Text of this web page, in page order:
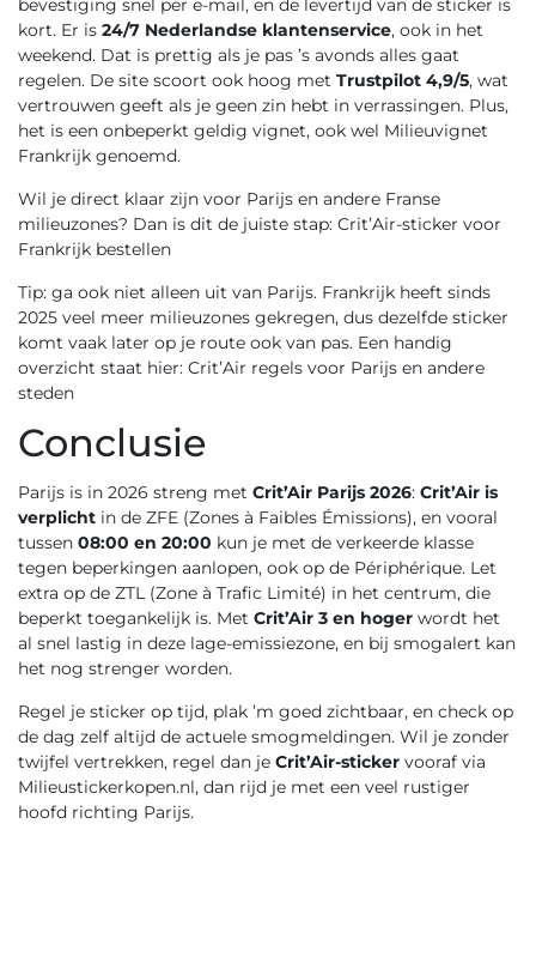
bevestiging snel per e-mail, en de levertijd van de sticker is
kort. Er is 24/7 Nederlandse klantenservice, ook in het
weekend. Dat is prettig als je pas ’s avonds alles gaat
regelen. De site scoort ook hoog met Trustpilot 4,9/5, wat
vertrouwen geeft als je geen zin hebt in verrassingen. Plus,
het is een onbeperkt geldig vignet, ook wel Milieuvignet
Frankrijk genoemd.
Wil je direct klaar zijn voor Parijs en andere Franse
milieuzones? Dan is dit de juiste stap: Crit’Air-sticker voor
Frankrijk bestellen
Tip: ga ook niet alleen uit van Parijs. Frankrijk heeft sinds
2025 veel meer milieuzones gekregen, dus dezelfde sticker
komt vaak later op je route ook van pas. Een handig
overzicht staat hier: Crit’Air regels voor Parijs en andere
steden
Conclusie
Parijs is in 2026 streng met Crit’Air Parijs 2026: Crit’Air is
verplicht in de ZFE (Zones à Faibles Émissions), en vooral
tussen 08:00 en 20:00 kun je met de verkeerde klasse
tegen beperkingen aanlopen, ook op de Périphérique. Let
extra op de ZTL (Zone à Trafic Limité) in het centrum, die
beperkt toegankelijk is. Met Crit’Air 3 en hoger wordt het
al snel lastig in deze lage-emissiezone, en bij smogalert kan
het nog strenger worden.
Regel je sticker op tijd, plak ’m goed zichtbaar, en check op
de dag zelf altijd de actuele smogmeldingen. Wil je zonder
twijfel vertrekken, regel dan je Crit’Air-sticker vooraf via
Milieustickerkopen.nl, dan rijd je met een veel rustiger
hoofd richting Parijs.